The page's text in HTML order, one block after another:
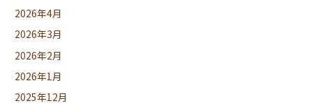
2026年4月
2026年3月
2026年2月
2026年1月
2025年12月